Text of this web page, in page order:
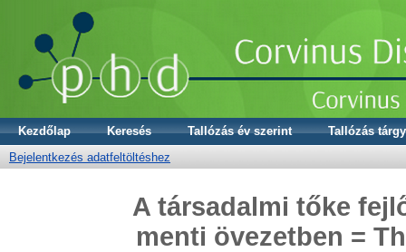
Kezdőlap Keresés Tallózás év szerint
Tallózás
Bejelentkezés adatfeltöltéshez
A társadalmi tőke
menti övezetben =